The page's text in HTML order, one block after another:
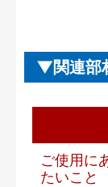
関連部
ご使用に
たいこと